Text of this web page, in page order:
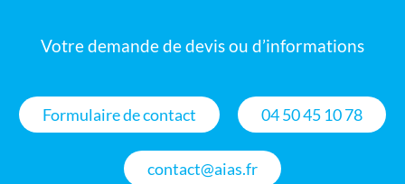
Votre demande de devis ou d’informations
Formulaire de contact 04 50 45 10 78
contact@aias.fr